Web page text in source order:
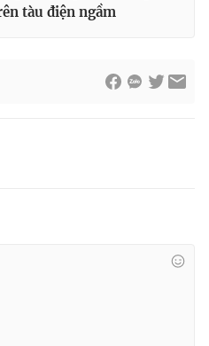
tàu điện ngầm